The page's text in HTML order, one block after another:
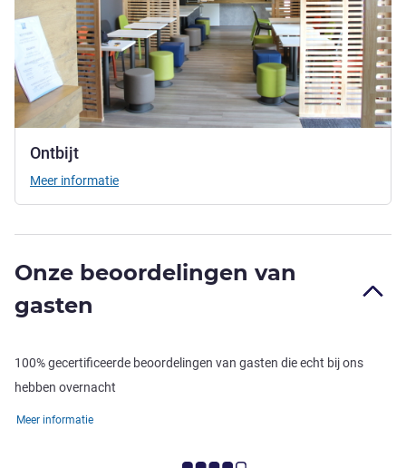
Ontbijt
Meer informatie
Onze beoordelingen van
gasten
100% gecertificeerde beoordelingen van gasten die echt bij ons
hebben overnacht
Meer informatie